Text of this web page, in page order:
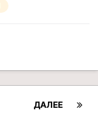
ДАЛЕЕ